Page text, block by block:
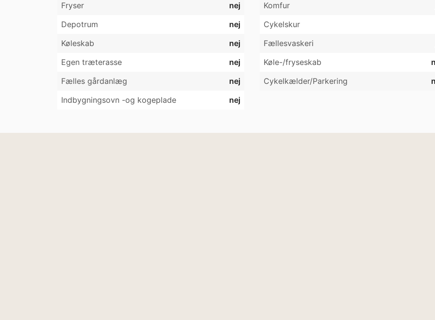
Fryser nej Komfur
Depotrum
nej Cykelskur
Køleskab
nej Fællesvaskeri
Egen træterasse
nej Køle-/fryseskab
Fælles gårdanlæg
nej Cykelkælder/Parkering
Indbygningsovn -og kogeplade
nej